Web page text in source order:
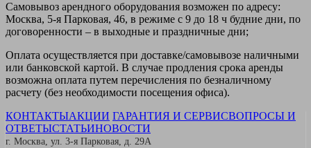
Самовывоз арендного оборудования возможен по адресу:
Москва, 5-я Парковая, 46, в режиме с 9 до 18 ч будние дни, по
договоренности – в выходные и праздничные дни;
Оплата осуществляется при доставке/самовывозе наличными
или банковской картой. В случае продления срока аренды
возможна оплата путем перечисления по безналичному
расчету (без необходимости посещения офиса).
КОНТАКТЫАКЦИИ ГАРАНТИЯ И СЕРВИСВОПРОСЫ И
ОТВЕТЫСТАТЬИНОВОСТИ
г. Москва, ул. 3-я Парковая, д. 29А